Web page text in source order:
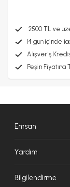
2500 TL ve
14 gün içinde
Alışveriş
Peşin
Emsan
Yardım
Bilgilendirme